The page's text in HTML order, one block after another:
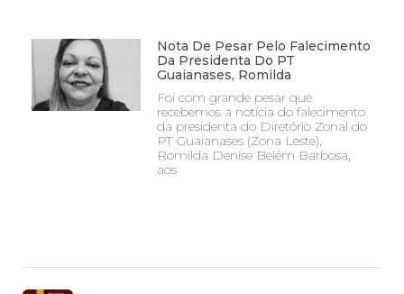
Nota De Pesar Pelo Falecimento
Da Presidenta Do PT
Guaianases, Romilda
Foi com grande pesar que
recebemos a notícia do falecimento
da presidenta do Diretório Zonal do
PT Guaianases (Zona Leste),
Romilda Denise Belém Barbosa,
aos